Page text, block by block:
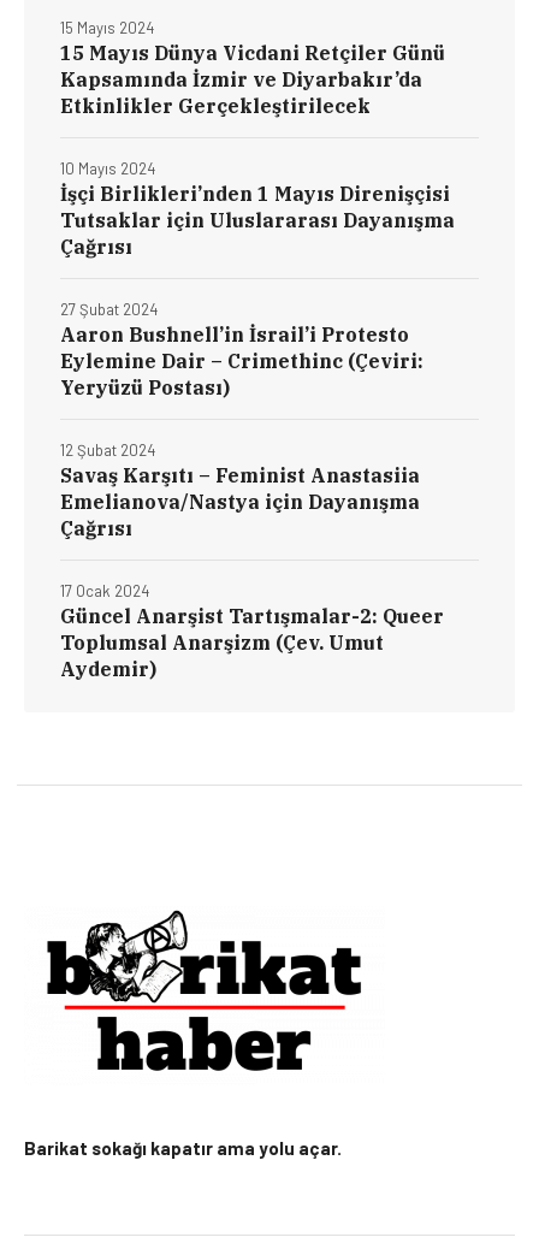
15 Mayıs Dünya Vicdani Retçiler Günü
Kapsamında İzmir ve Diyarbakır’da
Etkinlikler Gerçekleştirilecek
15 Mayıs 2024
İşçi Birlikleri’nden 1 Mayıs Direnişçisi
Tutsaklar için Uluslararası Dayanışma
Çağrısı
10 Mayıs 2024
Aaron Bushnell’in İsrail’i Protesto
Eylemine Dair – Crimethinc (Çeviri:
Yeryüzü Postası)
27 Şubat 2024
Savaş Karşıtı – Feminist Anastasiia
Emelianova/Nastya için Dayanışma
Çağrısı
12 Şubat 2024
Güncel Anarşist Tartışmalar-2: Queer
Toplumsal Anarşizm (Çev. Umut
Aydemir)
17 Ocak 2024
Barikat sokağı kapatır ama yolu açar.